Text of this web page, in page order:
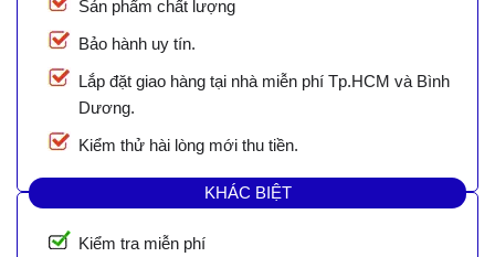
Sản phẩm chất lượng
Bảo hành uy tín.
Lắp đặt giao hàng tại nhà miễn phí Tp.HCM và Bình
Dương.
Kiểm thử hài lòng mới thu tiền.
KHÁC BIỆT
Kiểm tra miễn phí